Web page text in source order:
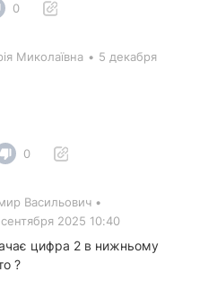
0
Миколаївна • 5 декабря
0
Васильович •
2025 10:40
цифра 2 в нижньому
?